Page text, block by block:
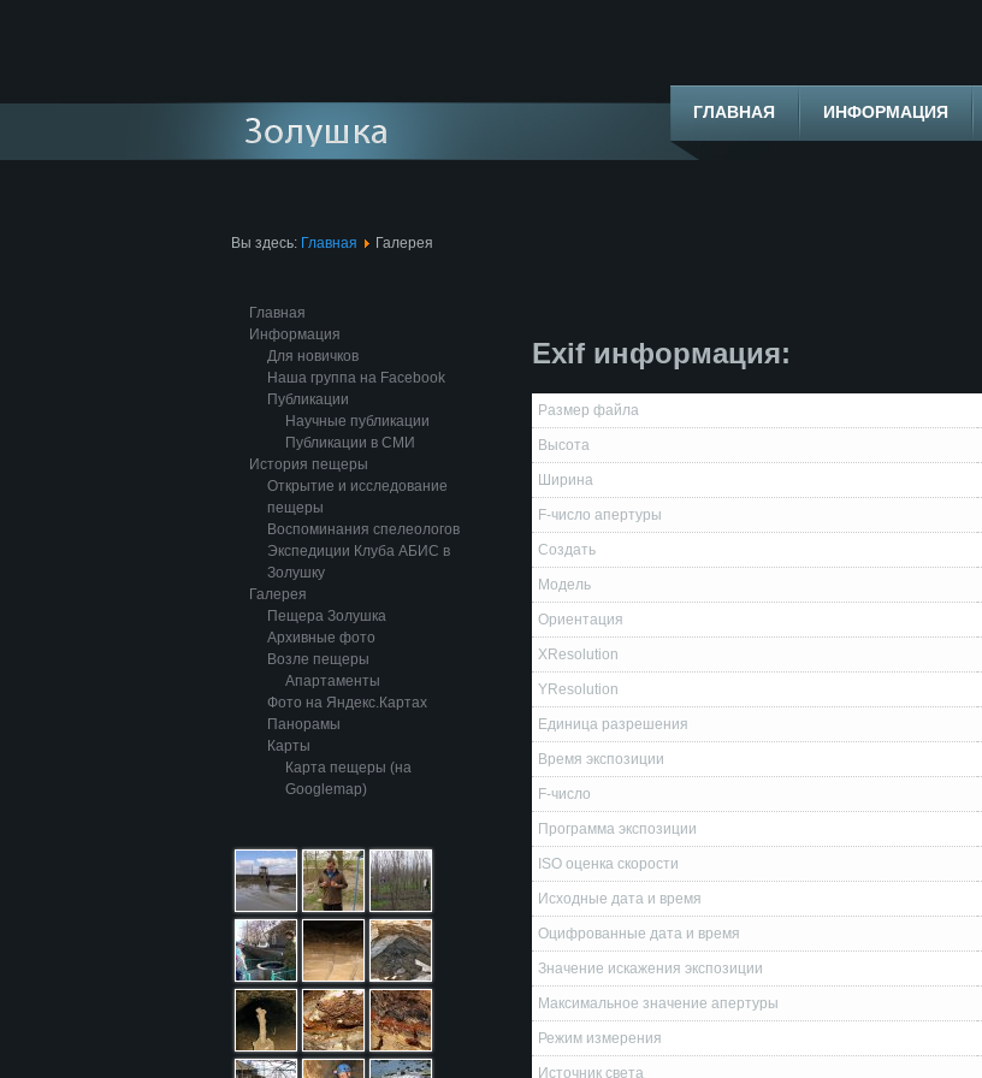
ГЛАВНАЯ ИНФОРМАЦИЯ
Вы здесь: Главная Галерея
Главная
Информация
Для новичков
Наша группа на Facebook
Публикации
Научные публикации
Публикации в СМИ
История пещеры
Открытие и исследование
пещеры
Воспоминания спелеологов
Экспедиции Клуба АБИС в
Золушку
Галерея
Пещера Золушка
Архивные фото
Возле пещеры
Апартаменты
Фото на Яндекс.Картах
Панорамы
Карты
Карта пещеры (на
Googlemap)
Exif информация:
Размер файла
Высота
Ширина
F-число апертуры
Создать
Модель
Ориентация
XResolution
YResolution
Единица разрешения
Время экспозиции
F-число
Программа экспозиции
ISO оценка скорости
Исходные дата и время
Оцифрованные дата и время
Значение искажения экспозиции
Максимальное значение апертуры
Режим измерения
Источник света